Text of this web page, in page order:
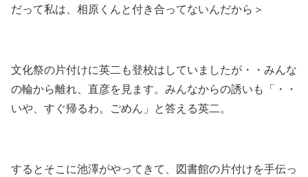
だって私は、相原くんと付き合ってないんだから＞
文化祭の片付けに英二も登校はしていましたが・・みんな
の輪から離れ、直彦を見ます。みんなからの誘いも「・・
いや、すぐ帰るわ。ごめん」と答える英二。
するとそこに池澤がやってきて、図書館の片付けを手伝っ